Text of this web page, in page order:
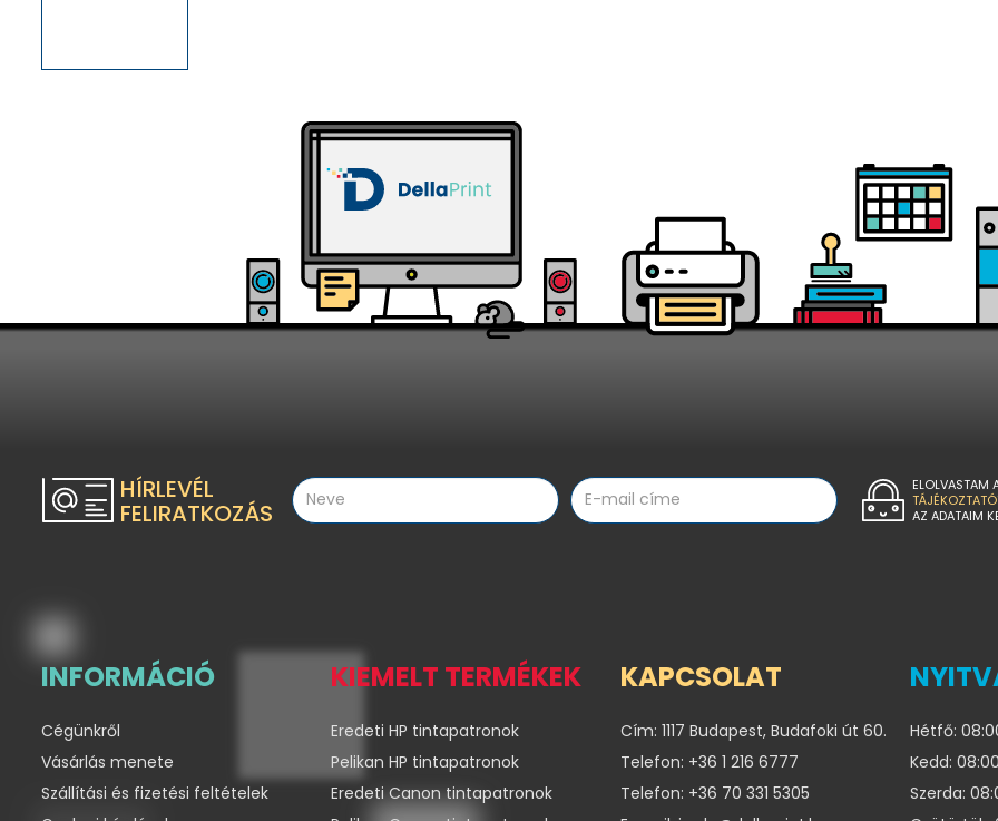
HÍRLEVÉL
FELIRATKOZÁS
ELOLVASTAM
AZ ADATAIM
INFORMÁCIÓ
Cégünkről
Vásárlás menete
Szállítási és fizetési feltételek
KIEMELT TERMÉKEK
Eredeti HP tintapatronok
Pelikan HP tintapatronok
Eredeti Canon tintapatronok
KAPCSOLAT
Cím: 1117 Budapest, Budafoki út 60.
Telefon: +36 1 216 6777
Telefon: +36 70 331 5305
Hétfő:
Kedd:
Szerda: